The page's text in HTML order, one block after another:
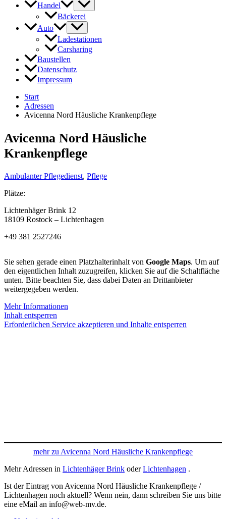
Handel
Bäckerei
Auto
Ladestationen
Carsharing
Baustellen
Datenschutz
Impressum
Start
Adressen
Avicenna Nord Häusliche Krankenpflege
Avicenna Nord Häusliche
Krankenpflege
Ambulanter Pflegedienst, Pflege
Plätze:
Lichtenhäger Brink 12
18109 Rostock – Lichtenhagen
+49 381 2527246
Sie sehen gerade einen Platzhalterinhalt von Google Maps. Um auf
den eigentlichen Inhalt zuzugreifen, klicken Sie auf die Schaltfläche
unten. Bitte beachten Sie, dass dabei Daten an Drittanbieter
weitergegeben werden.
Mehr Informationen
Inhalt entsperren
Erforderlichen Service akzeptieren und Inhalte entsperren
mehr zu Avicenna Nord Häusliche Krankenpflege
Mehr Adressen in Lichtenhäger Brink oderLichtenhagen .
Ist der Eintrag von Avicenna Nord Häusliche Krankenpflege /
Lichtenhagen noch aktuell? Wenn nein, dann schreiben Sie uns bitte
eine eMail an info@web-mv.de.